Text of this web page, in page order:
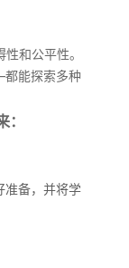
和公平性。
能探索多种
准备，并将学